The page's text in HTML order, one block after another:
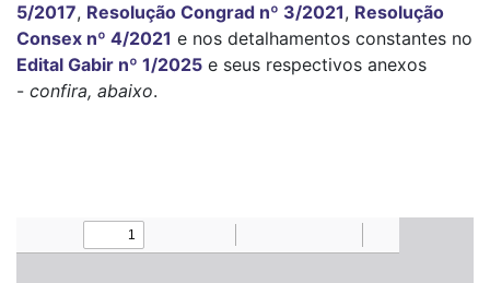
5/2017, Resolução Congrad nº 3/2021, Resolução
Consex nº 4/2021 e nos detalhamentos constantes no
Edital Gabir nº 1/2025 e seus respectivos anexos
- confira, abaixo.